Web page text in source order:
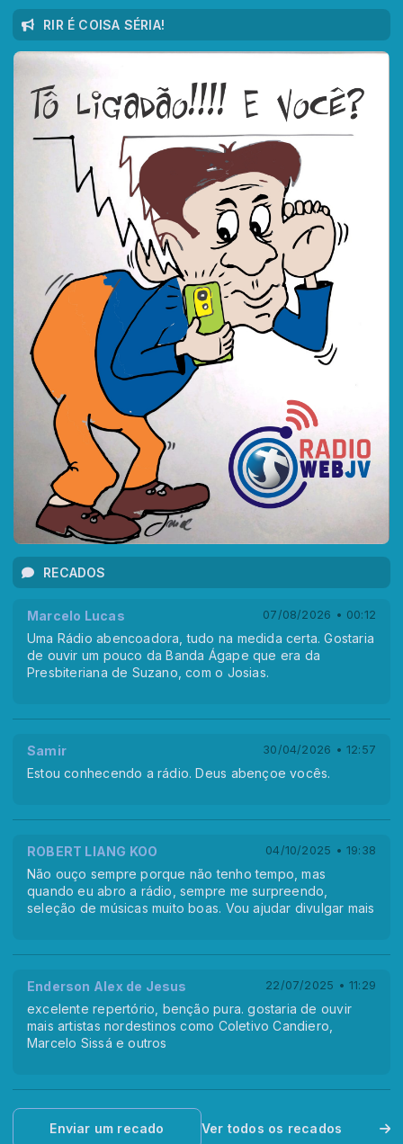
RIR É COISA SÉRIA!
RECADOS
Marcelo Lucas 07/08/2026 • 00:12
Uma Rádio abencoadora, tudo na medida certa. Gostaria
de ouvir um pouco da Banda Ágape que era da
Presbiteriana de Suzano, com o Josias.
Samir 30/04/2026 • 12:57
Estou conhecendo a rádio. Deus abençoe vocês.
ROBERT LIANG KOO 04/10/2025 • 19:38
Não ouço sempre porque não tenho tempo, mas
quando eu abro a rádio, sempre me surpreendo,
seleção de músicas muito boas. Vou ajudar divulgar mais
Enderson Alex de Jesus 22/07/2025 • 11:29
excelente repertório, benção pura. gostaria de ouvir
mais artistas nordestinos como Coletivo Candiero,
Marcelo Sissá e outros
Enviar um recado Ver todos os recados